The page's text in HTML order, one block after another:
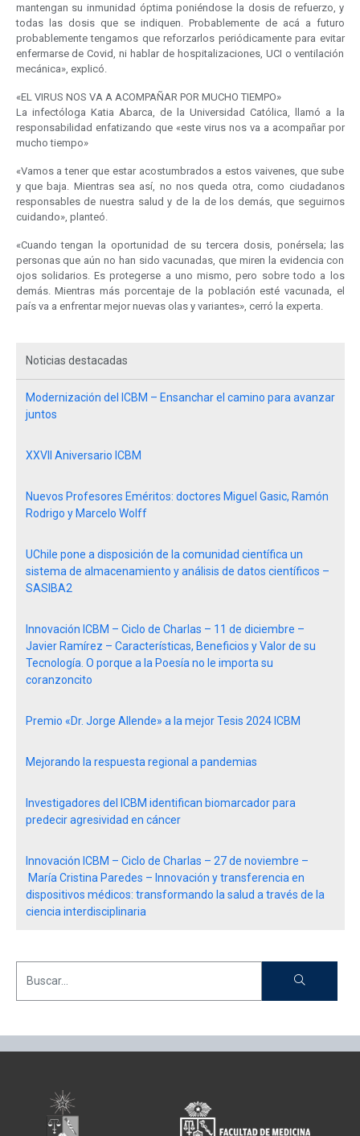
mantengan su inmunidad óptima poniéndose la dosis de refuerzo, y
todas las dosis que se indiquen. Probablemente de acá a futuro
probablemente tengamos que reforzarlos periódicamente para evitar
enfermarse de Covid, ni hablar de hospitalizaciones, UCI o ventilación
mecánica», explicó.
«EL VIRUS NOS VA A ACOMPAÑAR POR MUCHO TIEMPO»
La infectóloga Katia Abarca, de la Universidad Católica, llamó a la
responsabilidad enfatizando que «este virus nos va a acompañar por
mucho tiempo»
«Vamos a tener que estar acostumbrados a estos vaivenes, que sube
y que baja. Mientras sea así, no nos queda otra, como ciudadanos
responsables de nuestra salud y de la de los demás, que seguirnos
cuidando», planteó.
«Cuando tengan la oportunidad de su tercera dosis, ponérsela; las
personas que aún no han sido vacunadas, que miren la evidencia con
ojos solidarios. Es protegerse a uno mismo, pero sobre todo a los
demás. Mientras más porcentaje de la población esté vacunada, el
país va a enfrentar mejor nuevas olas y variantes», cerró la experta.
Noticias destacadas
Modernización del ICBM – Ensanchar el camino para avanzar
juntos
XXVII Aniversario ICBM
Nuevos Profesores Eméritos: doctores Miguel Gasic, Ramón
Rodrigo y Marcelo Wolff
UChile pone a disposición de la comunidad científica un
sistema de almacenamiento y análisis de datos científicos –
SASIBA2
Innovación ICBM – Ciclo de Charlas – 11 de diciembre –
Javier Ramírez – Características, Beneficios y Valor de su
Tecnología. O porque a la Poesía no le importa su
coranzoncito
Premio «Dr. Jorge Allende» a la mejor Tesis 2024 ICBM
Mejorando la respuesta regional a pandemias
Investigadores del ICBM identifican biomarcador para
predecir agresividad en cáncer
Innovación ICBM – Ciclo de Charlas – 27 de noviembre –
María Cristina Paredes – Innovación y transferencia en
dispositivos médicos: transformando la salud a través de la
ciencia interdisciplinaria